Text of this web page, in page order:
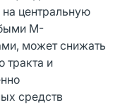
на центральную
М-
может снижать
тракта и
средств